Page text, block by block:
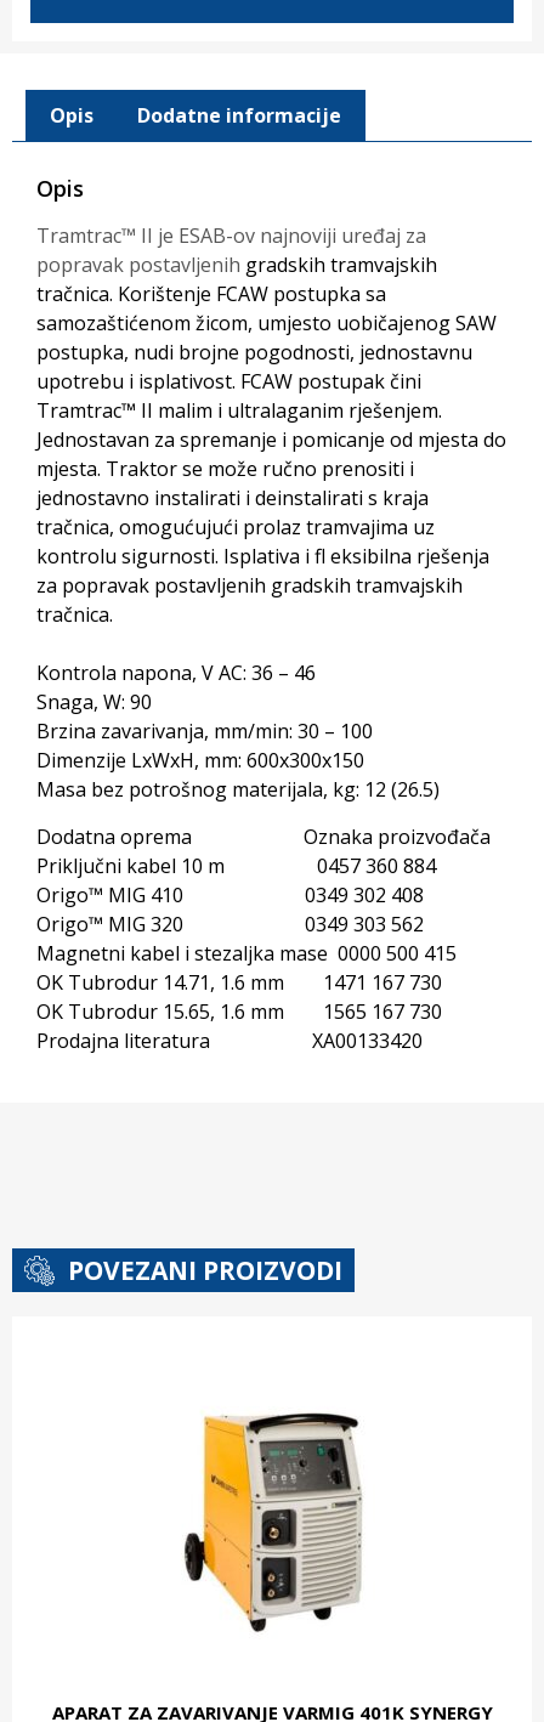
Opis Dodatne informacije
Opis
Tramtrac™ II je ESAB-ov najnoviji uređaj za
popravak postavljenih gradskih tramvajskih
tračnica. Korištenje FCAW postupka sa
samozaštićenom žicom, umjesto uobičajenog SAW
postupka, nudi brojne pogodnosti, jednostavnu
upotrebu i isplativost. FCAW postupak čini
Tramtrac™ II malim i ultralaganim rješenjem.
Jednostavan za spremanje i pomicanje od mjesta do
mjesta. Traktor se može ručno prenositi i
jednostavno instalirati i deinstalirati s kraja
tračnica, omogućujući prolaz tramvajima uz
kontrolu sigurnosti. Isplativa i fl eksibilna rješenja
za popravak postavljenih gradskih tramvajskih
tračnica.
Kontrola napona, V AC: 36 – 46
Snaga, W: 90
Brzina zavarivanja, mm/min: 30 – 100
Dimenzije LxWxH, mm: 600x300x150
Masa bez potrošnog materijala, kg: 12 (26.5)
Dodatna oprema Oznaka proizvođača
Priključni kabel 10 m 0457 360 884
Origo™ MIG 410 0349 302 408
Origo™ MIG 320 0349 303 562
Magnetni kabel i stezaljka mase 0000 500 415
OK Tubrodur 14.71, 1.6 mm 1471 167 730
OK Tubrodur 15.65, 1.6 mm 1565 167 730
Prodajna literatura XA00133420
POVEZANI PROIZVODI
APARAT ZA ZAVARIVANJE VARMIG 401K SYNERGY